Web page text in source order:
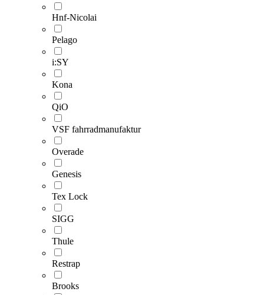
Hnf-Nicolai
Pelago
i:SY
Kona
QiO
VSF fahrradmanufaktur
Overade
Genesis
Tex Lock
SIGG
Thule
Restrap
Brooks